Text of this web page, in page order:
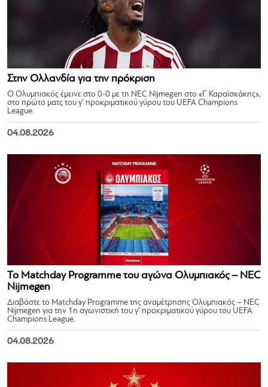
Στην Ολλανδία για την πρόκριση
Ο Ολυμπιακός έμεινε στο 0-0 με τη NEC Nijmegen στο «Γ. Καραϊσκάκης»,
στο πρώτο ματς του γ’ προκριματικού γύρου του UEFA Champions
League.
04.08.2026
Το Matchday Programme του αγώνα Ολυμπιακός – NEC
Nijmegen
Διαβάστε το Matchday Programme της αναμέτρησης Ολυμπιακός – NEC
Nijmegen για την 1η αγωνιστική του γ’ προκριματικού γύρου του UEFA
Champions League.
04.08.2026